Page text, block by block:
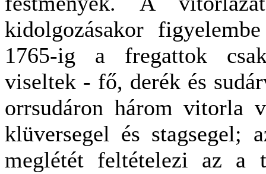
kidolgozásakor
1765-ig a fregattok
viseltek - fő, derék és
orrsudáron három vitorla
klüversegel és stagsegel;
meglétét feltételezi az a